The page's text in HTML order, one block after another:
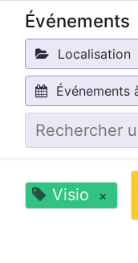
Événements
Localisation
Événements
Visio ×